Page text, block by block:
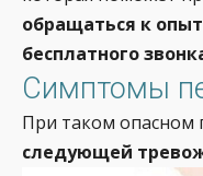
обращаться к
бесплатного
Симптомы
При таком опасном
следующей